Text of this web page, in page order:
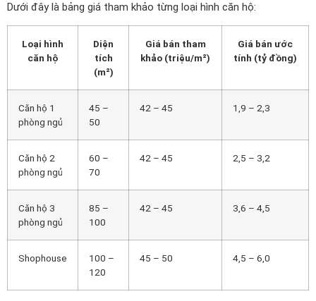
Dưới đây là bảng giá tham khảo từng loại hình căn hộ:
Loại hình
căn hộ
Diện
tích
(m²)
Giá bán tham
khảo (triệu/m²)
Giá bán ước
tính (tỷ đồng)
Căn hộ 1
phòng ngủ
45 –
50
42 – 45 1,9 – 2,3
Căn hộ 2
phòng ngủ
60 –
70
42 – 45 2,5 – 3,2
Căn hộ 3
phòng ngủ
85 –
100
42 – 45 3,6 – 4,5
Shophouse
100 –
120
45 – 50 4,5 – 6,0